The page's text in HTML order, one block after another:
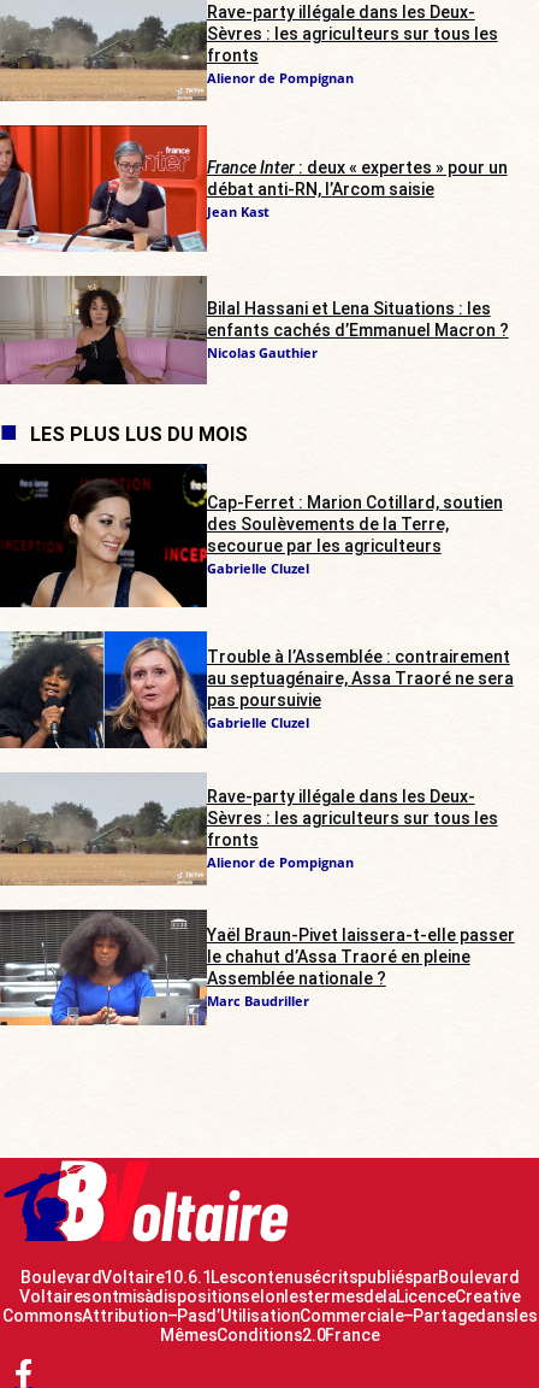
Rave-party illégale dans les Deux-
Sèvres : les agriculteurs sur tous les
fronts
Alienor de Pompignan
France Inter: deux « expertes » pour un
débat anti-RN, l’Arcom saisie
Jean Kast
Bilal Hassani et Lena Situations : les
enfants cachés d’Emmanuel Macron ?
Nicolas Gauthier
LES PLUS LUS DU MOIS
Cap-Ferret : Marion Cotillard, soutien
des Soulèvements de la Terre,
secourue par les agriculteurs
Gabrielle Cluzel
Trouble à l’Assemblée : contrairement
au septuagénaire, Assa Traoré ne sera
pas poursuivie
Gabrielle Cluzel
Rave-party illégale dans les Deux-
Sèvres : les agriculteurs sur tous les
fronts
Alienor de Pompignan
Yaël Braun-Pivet laissera-t-elle passer
le chahut d’Assa Traoré en pleine
Assemblée nationale ?
Marc Baudriller
Boulevard Voltaire 10.6.1 Les contenus écrits publiés par Boulevard
Voltaire sont mis à disposition selon les termes de la Licence Creative
Commons Attribution – Pas d’Utilisation Commerciale – Partage dans les
Mêmes Conditions 2.0 France